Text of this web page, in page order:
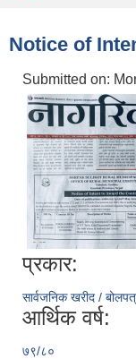
Notice of
Submitted on:
प्रकार:
सार्वजनिक खरीद /
आर्थिक वर्ष:
७९/८०